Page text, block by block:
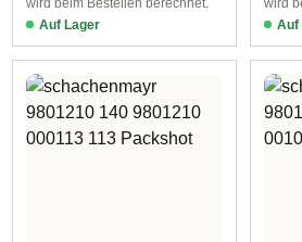
wird beim Bestellen berechnet.
Auf Lager
wird
Auf